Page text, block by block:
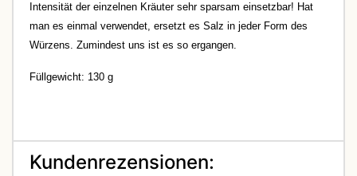
Intensität der einzelnen Kräuter sehr sparsam einsetzbar! Hat
man es einmal verwendet, ersetzt es Salz in jeder Form des
Würzens. Zumindest uns ist es so ergangen.
Füllgewicht: 130 g
Kundenrezensionen: